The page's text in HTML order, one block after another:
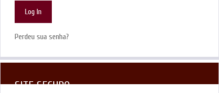
Perdeu sua senha?
SITE SEGURO